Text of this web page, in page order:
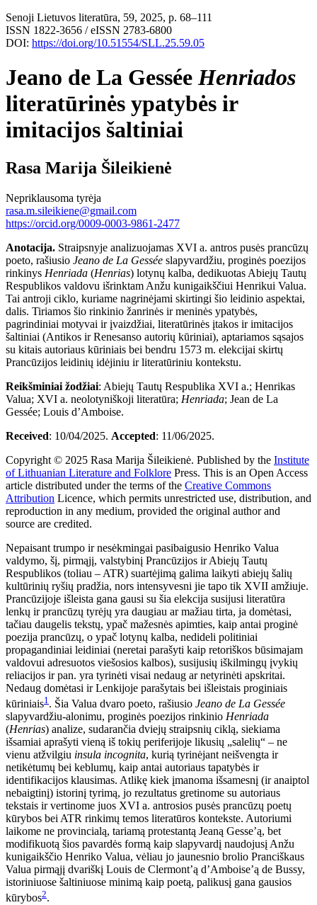
Senoji Lietuvos literatūra, 59, 2025, p. 68–111
ISSN 1822-3656 / eISSN 2783-6800
DOI: https://doi.org/10.51554/SLL.25.59.05
Jeano de La GesséeHenriados
literatūrinės ypatybės ir
imitacijos šaltiniai
Rasa Marija Šileikienė
Nepriklausoma tyrėja
rasa.m.sileikiene@gmail.com
https://orcid.org/0009-0003-9861-2477
Anotacija. Straipsnyje analizuojamas XVI a. antros pusės prancūzų
poeto, rašiusio Jeano de La Gessée slapyvardžiu, proginės poezijos
rinkinys Henriada (Henrias) lotynų kalba, dedikuotas Abiejų Tautų
Respublikos valdovu išrinktam Anžu kunigaikščiui Henrikui Valua.
Tai antroji ciklo, kuriame nagrinėjami skirtingi šio leidinio aspektai,
dalis. Tiriamos šio rinkinio žanrinės ir meninės ypatybės,
pagrindiniai motyvai ir įvaizdžiai, literatūrinės įtakos ir imitacijos
šaltiniai (Antikos ir Renesanso autorių kūriniai), aptariamos sąsajos
su kitais autoriaus kūriniais bei bendru 1573 m. elekcijai skirtų
Prancūzijos leidinių idėjiniu ir literatūriniu kontekstu.
Reikšminiai žodžiai: Abiejų Tautų Respublika XVI a.; Henrikas
Valua; XVI a. neolotyniškoji literatūra; Henriada; Jean de La
Gessée; Louis d’Amboise.
Received: 10/04/2025. Accepted: 11/06/2025.
Copyright © 2025 Rasa Marija Šileikienė. Published by the Institute
of Lithuanian Literature and Folklore Press. This is an Open Access
article distributed under the terms of the Creative Commons
Attribution Licence, which permits unrestricted use, distribution, and
reproduction in any medium, provided the original author and
source are credited.
Nepaisant trumpo ir nesėkmingai pasibaigusio Henriko Valua
valdymo, šį, pirmąjį, valstybinį Prancūzijos ir Abiejų Tautų
Respublikos (toliau – ATR) suartėjimą galima laikyti abiejų šalių
kultūrinių ryšių pradžia, nors intensyvesni jie tapo tik XVII amžiuje.
Prancūzijoje išleista gana gausi su šia elekcija susijusi literatūra
lenkų ir prancūzų tyrėjų yra daugiau ar mažiau tirta, ja domėtasi,
tačiau daugelis tekstų, ypač mažesnės apimties, kaip antai proginė
poezija prancūzų, o ypač lotynų kalba, nedideli politiniai
propagandiniai leidiniai (neretai parašyti kaip retoriškos būsimajam
valdovui adresuotos viešosios kalbos), susijusių iškilmingų įvykių
reliacijos ir pan. yra tyrinėti visai nedaug ar netyrinėti apskritai.
Nedaug domėtasi ir Lenkijoje parašytais bei išleistais proginiais
kūriniais1 . Šia Valua dvaro poeto, rašiusio Jeano de La Gessée
slapyvardžiu-alonimu, proginės poezijos rinkinio Henriada
(Henrias) analize, sudarančia dviejų straipsnių ciklą, siekiama
išsamiai aprašyti vieną iš tokių periferijoje likusių „salelių“ – ne
vienu atžvilgiu insula incognita, kurią tyrinėjant neišvengta ir
netikėtumų bei keblumų, kaip antai autoriaus tapatybės ir
identifikacijos klausimas. Atlikę kiek įmanoma išsamesnį (ir anaiptol
nebaigtinį) istorinį tyrimą, jo rezultatus gretinome su autoriaus
tekstais ir vertinome juos XVI a. antrosios pusės prancūzų poetų
kūrybos bei ATR rinkimų temos literatūros kontekste. Autoriumi
laikome ne provincialą, tariamą protestantą Jeaną Gesse’ą, bet
modifikuotą šios pavardės formą kaip slapyvardį naudojusį Anžu
kunigaikščio Henriko Valua, vėliau jo jaunesnio brolio Pranciškaus
Valua pirmąjį dvariškį Louis de Clermont’ą d’Amboise’ą de Bussy,
istoriniuose šaltiniuose minimą kaip poetą, palikusį gana gausios
kūrybos2.